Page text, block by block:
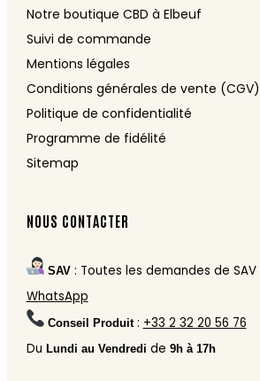
Notre boutique CBD à Elbeuf
Suivi de commande
Mentions légales
Conditions générales de vente (CGV)
Politique de confidentialité
Programme de fidélité
Sitemap
NOUS CONTACTER
SAV: Toutes les demandes de
WhatsApp
Conseil Produit: +33 2 32 20 56 76
Du Lundi au Vendredi de 9h à 17h